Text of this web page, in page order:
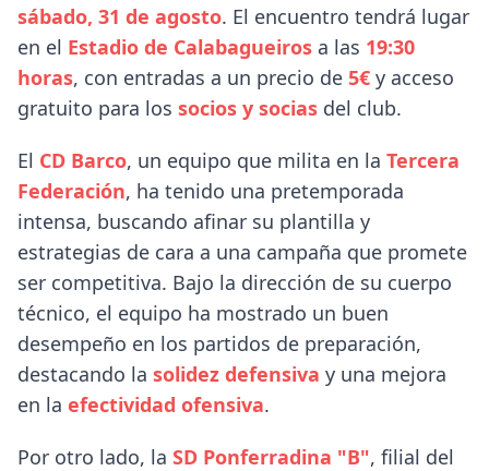
sábado, 31 de agosto. El encuentro tendrá lugar
en el Estadio de Calabagueiros a las 19:30
horas, con entradas a un precio de 5€ y acceso
gratuito para los socios y socias del club.
El CD Barco, un equipo que milita en la Tercera
Federación, ha tenido una pretemporada
intensa, buscando afinar su plantilla y
estrategias de cara a una campaña que promete
ser competitiva. Bajo la dirección de su cuerpo
técnico, el equipo ha mostrado un buen
desempeño en los partidos de preparación,
destacando la solidez defensiva y una mejora
en la efectividad ofensiva.
Por otro lado, la SD Ponferradina "B", filial del